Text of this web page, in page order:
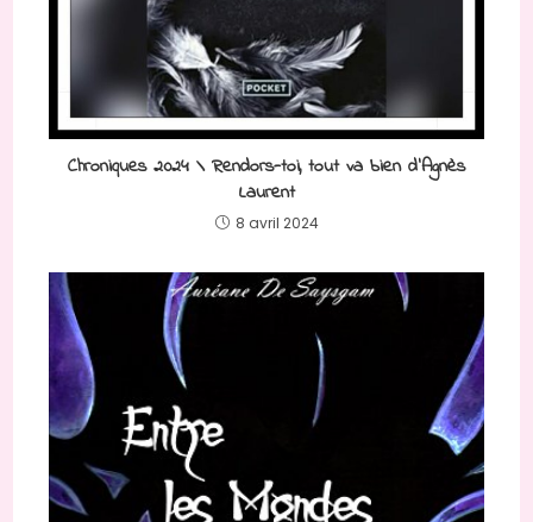
Chroniques 2024 \ Rendors-toi, tout va bien d’Agnès
Laurent
8 avril 2024